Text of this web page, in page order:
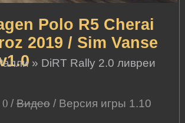
Polo R5 Cherai
2019 / Sim Vanse
» DiRT Rally 2.0 ливреи
0 /Видео/ Версия игры 1.10